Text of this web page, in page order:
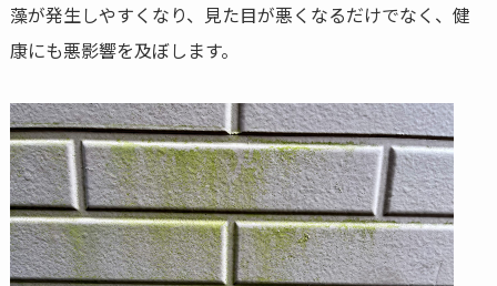
藻が発生しやすくなり、見た目が悪くなるだけでなく、健
康にも悪影響を及ぼします。